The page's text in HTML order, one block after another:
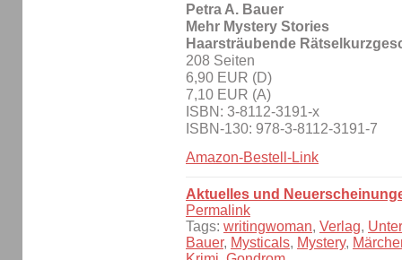
Petra A. Bauer
Mehr Mystery Stories
Haarsträubende
208 Seiten
6,90 EUR (D)
7,10 EUR (A)
ISBN: 3-8112-3191-x
ISBN-130: 978-3-8112-3191-7
Amazon-Bestell-Link
Aktuelles und
Permalink
Tags: writingwoman, Verlag,
Bauer, Mysticals, Mystery,